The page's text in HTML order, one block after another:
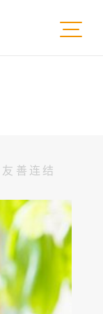
友善连结